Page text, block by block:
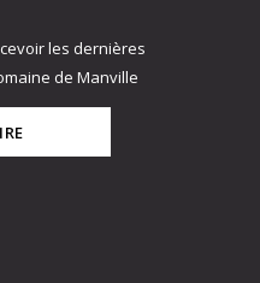
les dernières
de Manville